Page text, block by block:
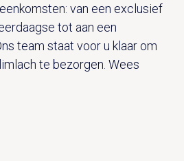
van een exclusief
tot aan een
team staat voor u klaar om
te bezorgen. Wees